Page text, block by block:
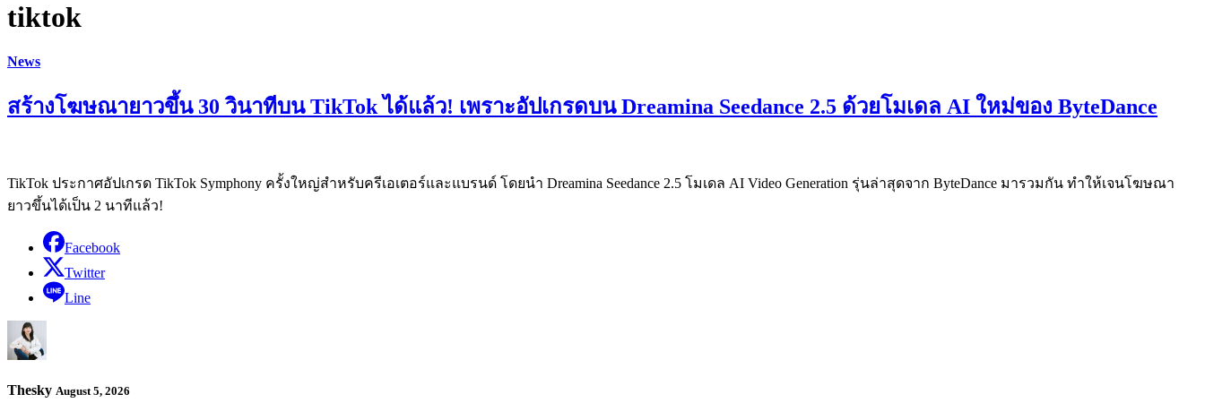
tiktok
News
สร้างโฆษณายาวขึ้น 30 วินาทีบน TikTok ได้แล้ว! เพราะอัปเกรดบน Dreamina Seedance 2.5 ด้วยโมเดล AI ใหม่ของ ByteDance
TikTok ประกาศอัปเกรด TikTok Symphony ครั้งใหญ่สำหรับครีเอเตอร์และแบรนด์ โดยนำ Dreamina Seedance 2.5 โมเดล AI Video Generation รุ่นล่าสุดจาก ByteDance มารวมกัน ทำให้เจนโฆษณา
ยาวขึ้นได้เป็น 2 นาทีแล้ว!
Facebook
Twitter
Line
Thesky August 5, 2026